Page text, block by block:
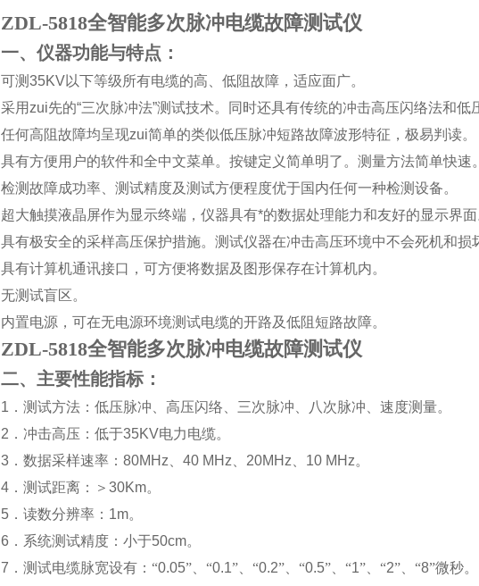
ZDL-5818全智能多次脉冲电缆故障测试仪
一、仪器功能与特点：
可测35KV以下等级所有电缆的高、低阻故障，适应面广。
采用zui先的“三次脉冲法”测试技术。同时还具有传统的冲击高压闪络法和低
任何高阻故障均呈现zui简单的类似低压脉冲短路故障波形特征，极易判读。
具有方便用户的软件和全中文菜单。按键定义简单明了。测量方法简单快速。
检测故障成功率、测试精度及测试方便程度优于国内任何一种检测设备。
超大触摸液晶屏作为显示终端，仪器具有*的数据处理能力和友好的显示界面
具有极安全的采样高压保护措施。测试仪器在冲击高压环境中不会死机和损
具有计算机通讯接口，可方便将数据及图形保存在计算机内。
无测试盲区。
内置电源，可在无电源环境测试电缆的开路及低阻短路故障。
ZDL-5818全智能多次脉冲电缆故障测试仪
二、主要性能指标：
1 ．测试方法：低压脉冲、高压闪络、三次脉冲、八次脉冲、速度测量。
2 ．冲击高压：低于35KV电力电缆。
3 ．数据采样速率： 80MHz 40 MHz 20MHz 10 MHz。
4 ．测试距离： ＞ 30Km。
5 ．读数分辨率： 1m。
6 ．系统测试精度：小于50cm。
7 ．测试电缆脉宽设有：“0.05”、“0.1”、“0.2”、“0.5”、“1”、“2”、“8”微秒。